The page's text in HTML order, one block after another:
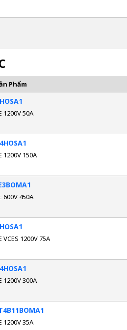
Phẩm
1200V 50A
1200V 150A
600V 450A
1200V 75A
1200V 300A
1200V 35A